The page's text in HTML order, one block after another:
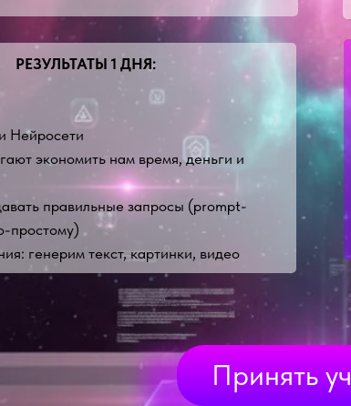
Принять
РЕЗУЛЬТАТЫ 1 ДНЯ:
Нейросети
экономить нам время, деньги и
правильные запросы (prompt-
простому)
генерим текст, картинки, видео